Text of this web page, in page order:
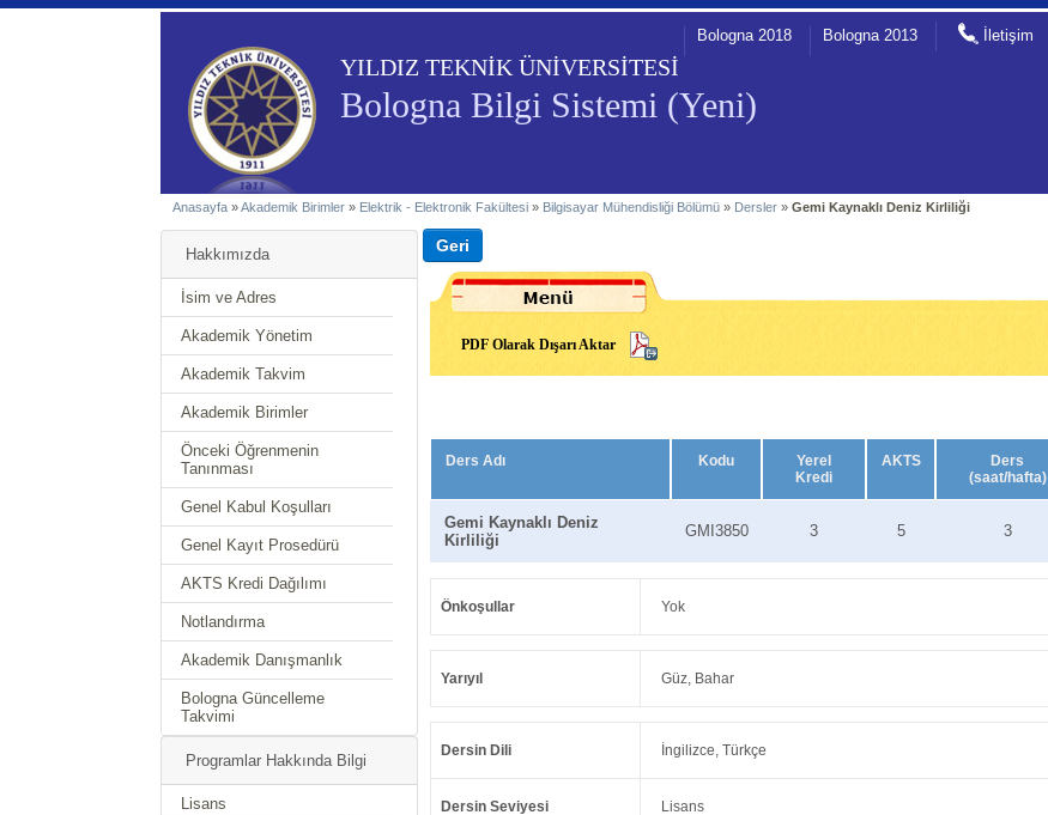
YILDIZ TEKNİK ÜNİVERSİTESİ
Bologna Bilgi Sistemi (Yeni)
Bologna 2018 Bologna 2013 İletişim
Anasayfa »Akademik Birimler » Elektrik - Elektronik Fakültesi » Bilgisayar Mühendisliği Bölümü » Dersler »Gemi Kaynaklı Deniz Kirliliği
Hakkımızda
İsim ve Adres
Akademik Yönetim
Akademik Takvim
Akademik Birimler
Önceki Öğrenmenin
Tanınması
Genel Kabul Koşulları
Genel Kayıt Prosedürü
AKTS Kredi Dağılımı
Notlandırma
Akademik Danışmanlık
Bologna Güncelleme
Takvimi
Programlar Hakkında Bilgi
Lisans
PDF Olarak Dışarı Aktar
Ders Adı Kodu
Yerel
Kredi
AKTS
Ders
(saat/hafta)
Gemi Kaynaklı Deniz
Kirliliği
GMI3850 3 5 3
Önkoşullar Yok
Yarıyıl Güz, Bahar
Dersin Dili İngilizce, Türkçe
Dersin Seviyesi Lisans